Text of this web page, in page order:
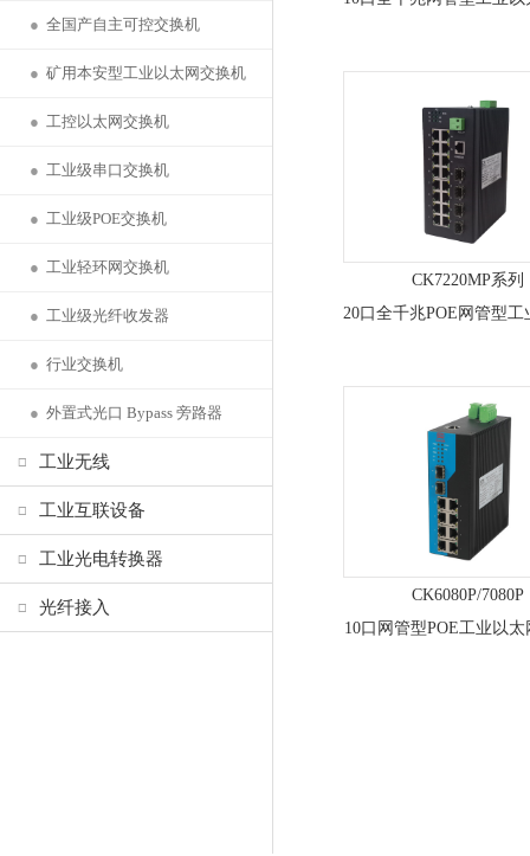
● 全国产自主可控交换机
● 矿用本安型工业以太网交换机
● 工控以太网交换机
● 工业级串口交换机
● 工业级POE交换机
● 工业轻环网交换机
● 工业级光纤收发器
● 行业交换机
● 外置式光口 Bypass 旁路器
工业无线
工业互联设备
工业光电转换器
光纤接入
CK7220MP系列
CK6080P/7080P
10口网管型POE工业以